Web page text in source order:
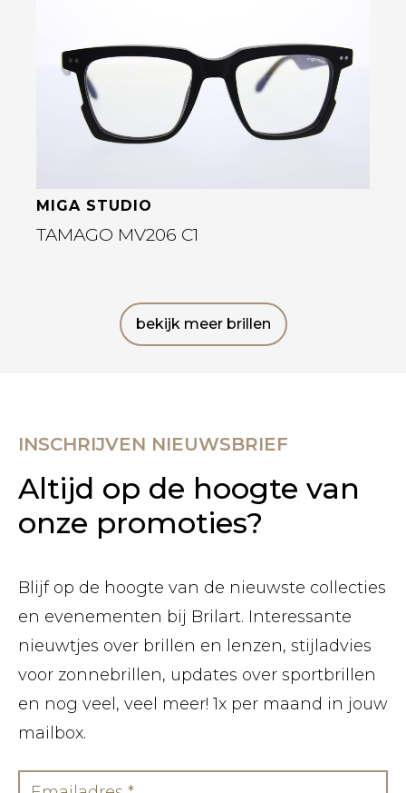
MIGA STUDIO
TAMAGO MV206 C1
bekijk meer brillen
INSCHRIJVEN NIEUWSBRIEF
Altijd op de hoogte van
onze promoties?
Blijf op de hoogte van de nieuwste collecties
en evenementen bij Brilart. Interessante
nieuwtjes over brillen en lenzen, stijladvies
voor zonnebrillen, updates over sportbrillen
en nog veel, veel meer! 1x per maand in jouw
mailbox.